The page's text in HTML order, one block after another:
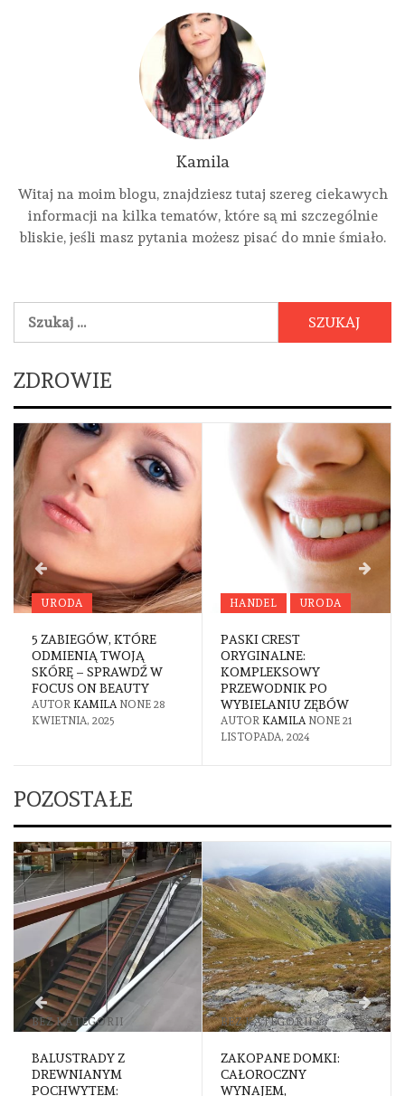
Kamila
Witaj na moim blogu, znajdziesz tutaj szereg ciekawych
informacji na kilka tematów, które są mi szczególnie
bliskie, jeśli masz pytania możesz pisać do mnie śmiało.
Szukaj:
ZDROWIE
URODA
5 ZABIEGÓW, KTÓRE
ODMIENIĄ TWOJĄ
SKÓRĘ – SPRAWDŹ W
FOCUS ON BEAUTY
AUTOR KAMILA NONE 28
KWIETNIA, 2025
HANDEL URODA
PASKI CREST
ORYGINALNE:
KOMPLEKSOWY
PRZEWODNIK PO
WYBIELANIU ZĘBÓW
AUTOR KAMILA NONE 21
LISTOPADA, 2024
POZOSTAŁE
BEZ KATEGORII
BALUSTRADY Z
DREWNIANYM
POCHWYTEM:
BEZ KATEGORII
ZAKOPANE DOMKI:
CAŁOROCZNY
WYNAJEM,